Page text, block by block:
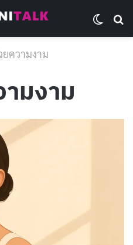
ความงาม
มงาม